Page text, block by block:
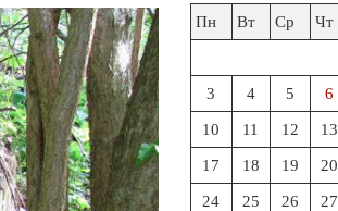
Пн
Вт Ср Чт
3 4 5 6
10 11 12 13
17 18 19 20
24 25 26 27